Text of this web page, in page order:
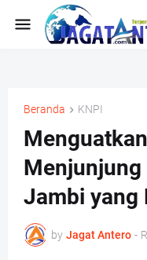
Beranda KNPI
Jambi yang
by Jagat Antero -